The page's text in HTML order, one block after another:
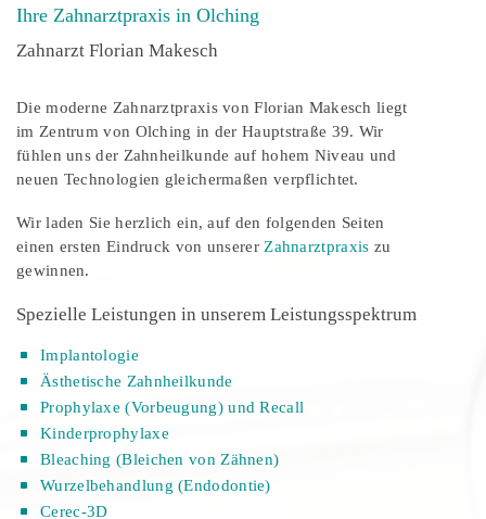
Ihre Zahnarztpraxis in Olching
Zahnarzt Florian Makesch
Die moderne Zahnarztpraxis von Florian Makesch liegt
im Zentrum von Olching in der Hauptstraße 39. Wir
fühlen uns der Zahnheilkunde auf hohem Niveau und
neuen Technologien gleichermaßen verpflichtet.
Wir laden Sie herzlich ein, auf den folgenden Seiten
einen ersten Eindruck von unserer Zahnarztpraxis zu
gewinnen.
Spezielle Leistungen in unserem Leistungsspektrum
Implantologie
Ästhetische Zahnheilkunde
Prophylaxe (Vorbeugung) und Recall
Kinderprophylaxe
Bleaching (Bleichen von Zähnen)
Wurzelbehandlung (Endodontie)
Cerec-3D